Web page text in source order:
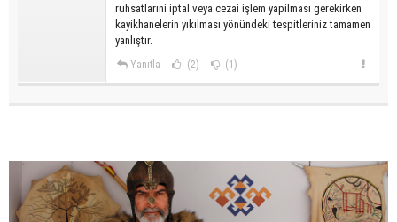
ruhsatlarıni iptal veya cezai işlem yapilması gerekirken
kayikhanelerin yıkılması yönündeki tespitleriniz tamamen
yanlıştır.
Yanıtla (2) (1)